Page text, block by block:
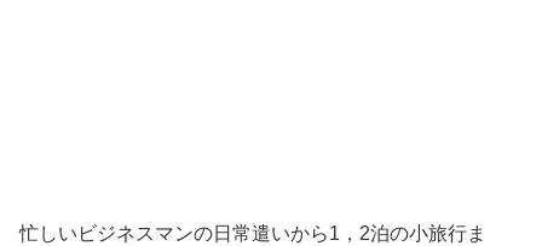
忙しいビジネスマンの日常遣いから1，2泊の小旅行ま